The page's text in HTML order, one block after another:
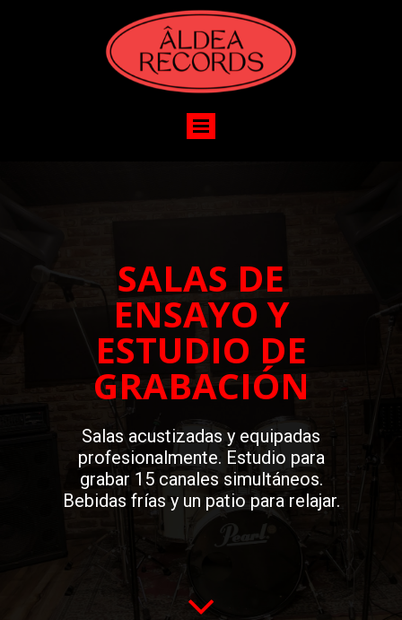
SALAS DE
ENSAYO Y
ESTUDIO DE
GRABACIÓN
Salas acustizadas y equipadas
profesionalmente. Estudio para
grabar 15 canales simultáneos.
Bebidas frías y un patio para relajar.
